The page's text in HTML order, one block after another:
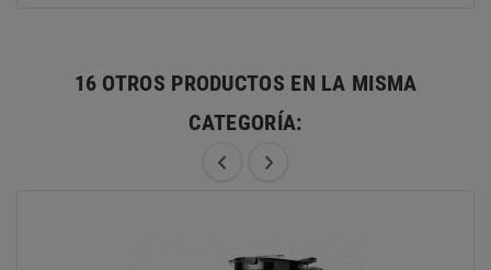
16 OTROS PRODUCTOS EN LA MISMA
CATEGORÍA: